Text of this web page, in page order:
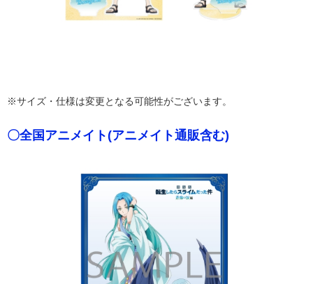
※サイズ・仕様は変更となる可能性がございます。
〇全国アニメイト(アニメイト通販含む)